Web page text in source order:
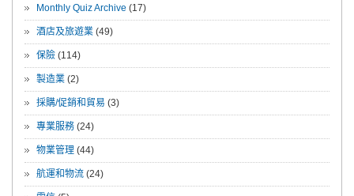
Monthly Quiz Archive (17)
酒店及旅遊業 (49)
保險 (114)
製造業 (2)
採購/促銷和貿易 (3)
專業服務 (24)
物業管理 (44)
航運和物流 (24)